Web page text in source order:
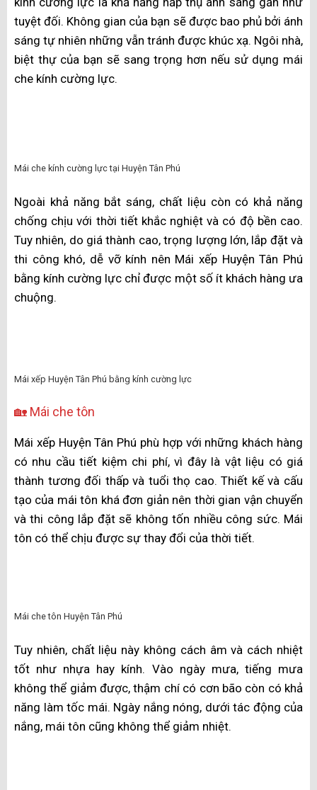
chí quan trọng dẫn đến quyết định lắp đặt mái che của
khách hàng. Ngoài ra, đối với nhựa đặc, thời hạn sử
dụng có thể kéo dài từ 20 đến 40 năm. Mái xếp Huyện
Tân Phú được làm bằng nhựa polycarbonate giúp bạn
không bị ồn khi trời mưa, khả năng chống chọi với sự
Mỗi mặt của Mái xếp Huyện Tân Phú từ nhựa
polycarbonate đều được phủ thêm một lớp chống tia
cực tím . Bên cạnh đó, một số ưu điểm của loại mái
này không thể không nhắc như: trọng lượng nhẹ, giá
thành không cao, có khả năng uốn dẻo giúp cho quá